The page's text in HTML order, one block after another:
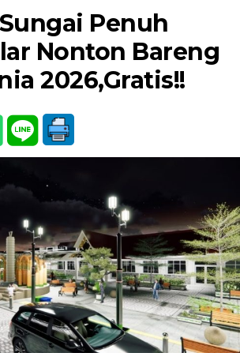
Penuh
Nonton Bareng
2026,Gratis!!